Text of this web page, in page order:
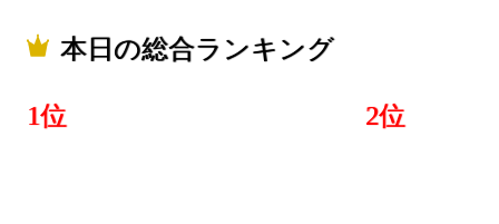
本日の総合ランキング
1位 2位